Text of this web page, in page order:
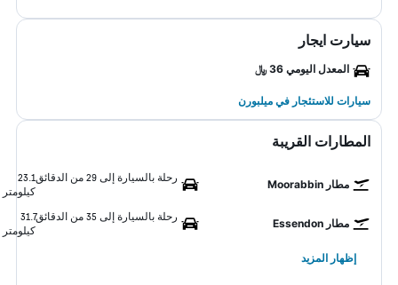
سيارت ايجار
المعدل اليومي 36 ﷼
سيارات للاستئجار في ميلبورن
المطارات القريبة
مطار Moorabbin
رحلة بالسيارة إلى 29 من الدقائق
23.1
كيلومتر
مطار Essendon
رحلة بالسيارة إلى 35 من الدقائق
31.7
كيلومتر
إظهار المزيد